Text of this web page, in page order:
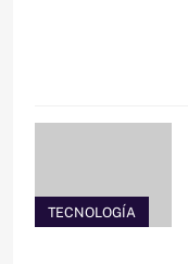
TECNOLOGÍA